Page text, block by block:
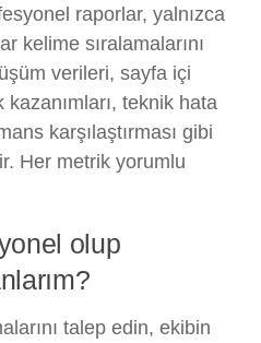
raporlar, yalnızca
kelime sıralamalarını
verileri, sayfa içi
teknik hata
karşılaştırması gibi
Her metrik yorumlu
olup
talep edin, ekibin